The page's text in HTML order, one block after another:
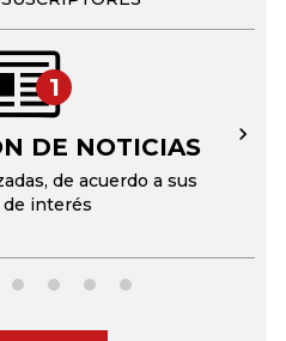
1
DE NOTICIAS
de acuerdo a sus
interés
→